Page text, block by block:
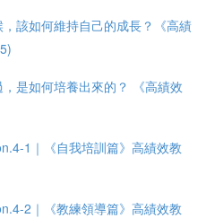
該如何維持自己的成長？《高績
是如何培養出來的？ 《高績效
1｜《自我培訓篇》高績效教
2｜《教練領導篇》高績效教